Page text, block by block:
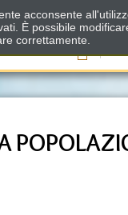
Il
acconsente
È possibile
correttamente.